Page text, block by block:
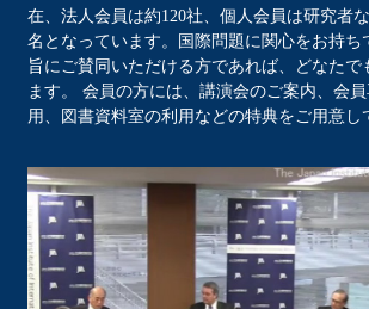
在、法人会員は約120社、個人会員は研究者
名となっています。国際問題に関心をお持ち
旨にご賛同いただける方であれば、どなたで
ます。 会員の方には、講演会のご案内、会
用、図書資料室の利用などの特典をご用意し